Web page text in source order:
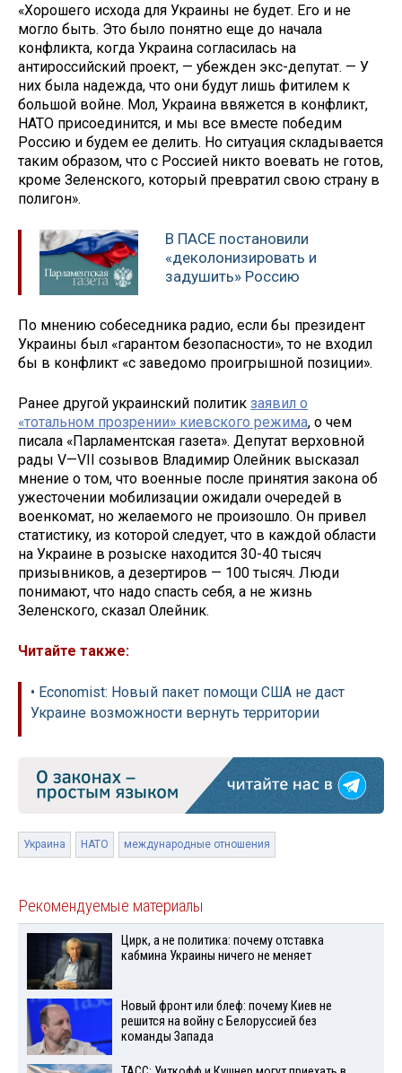
«Хорошего исхода для Украины не будет. Его и не
могло быть. Это было понятно еще до начала
конфликта, когда Украина согласилась на
антироссийский проект, — убежден экс-депутат. — У
них была надежда, что они будут лишь фитилем к
большой войне. Мол, Украина ввяжется в конфликт,
НАТО присоединится, и мы все вместе победим
Россию и будем ее делить. Но ситуация складывается
таким образом, что с Россией никто воевать не готов,
кроме Зеленского, который превратил свою страну в
полигон».
В ПАСЕ постановили
«деколонизировать и
задушить» Россию
По мнению собеседника радио, если бы президент
Украины был «гарантом безопасности», то не входил
бы в конфликт «с заведомо проигрышной позиции».
Ранее другой украинский политик заявил о
«тотальном прозрении» киевского режима, о чем
писала «Парламентская газета». Депутат верховной
рады V—VII созывов Владимир Олейник высказал
мнение о том, что военные после принятия закона об
ужесточении мобилизации ожидали очередей в
военкомат, но желаемого не произошло. Он привел
статистику, из которой следует, что в каждой области
на Украине в розыске находится 30-40 тысяч
призывников, а дезертиров — 100 тысяч. Люди
понимают, что надо спасть себя, а не жизнь
Зеленского, сказал Олейник.
Читайте также:
• Economist: Новый пакет помощи США не даст
Украине возможности вернуть территории
Украина НАТО международные отношения
Рекомендуемые материалы
Цирк, а не политика: почему отставка
кабмина Украины ничего не меняет
Новый фронт или блеф: почему Киев не
решится на войну с Белоруссией без
команды Запада